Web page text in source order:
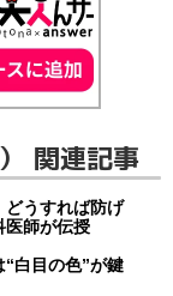
関連記事
うすれば防げ
師が伝授
“白目の色”が鍵